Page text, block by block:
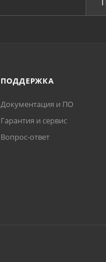
ПОДДЕРЖКА
Документация и ПО
Гарантия и сервис
Вопрос-ответ